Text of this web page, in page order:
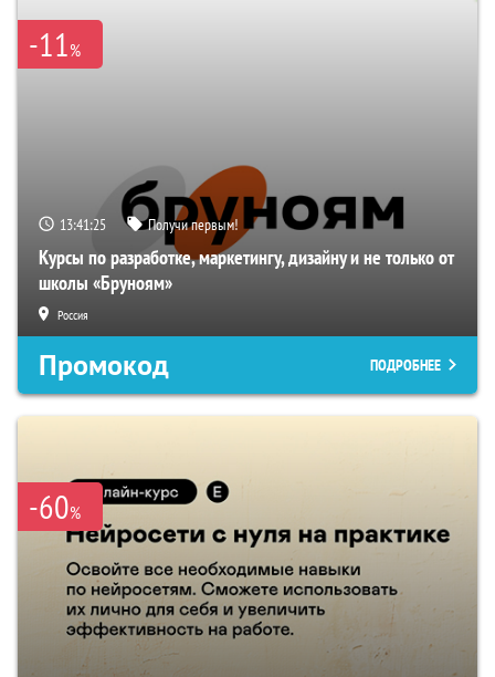
-11%
13:41:24 Получи первым!
Курсы по разработке, маркетингу, дизайну и не только от
школы «Бруноям»
Россия
Промокод ПОДРОБНЕЕ
-60%